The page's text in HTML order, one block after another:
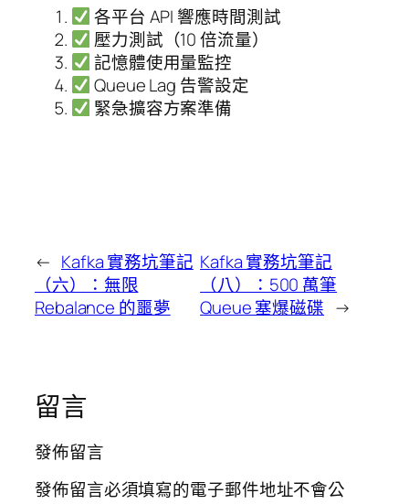
各平台 API 響應時間測試
壓力測試（10 倍流量）
記憶體使用量監控
Queue Lag 告警設定
緊急擴容方案準備
← Kafka 實務坑筆記
（六）：無限
Rebalance 的噩夢
Kafka 實務坑筆記
（八）：500 萬筆
Queue 塞爆磁碟 →
留言
發佈留言
發佈留言必須填寫的電子郵件地址不會公